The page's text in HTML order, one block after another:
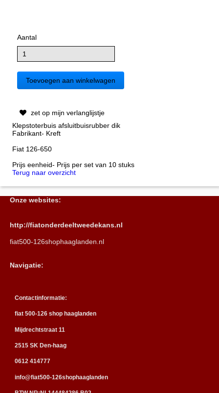
Aantal
zet op mijn verlanglijstje
Klepstoterbuis afsluitbuisrubber dik
Fabrikant- Kreft
Fiat 126-650
Prijs eenheid- Prijs per set van 10 stuks
Terug naar overzicht
Onze websites:
http://fiatonderdeeltweedekans.nl
fiat500-126shophaaglanden.nl
Navigatie:
Contactinformatie:
fiat 500-126 shop haaglanden
Mijdrechtstraat 11
2515 SK Den-haag
0612 414777
info@fiat500-126shophaaglanden